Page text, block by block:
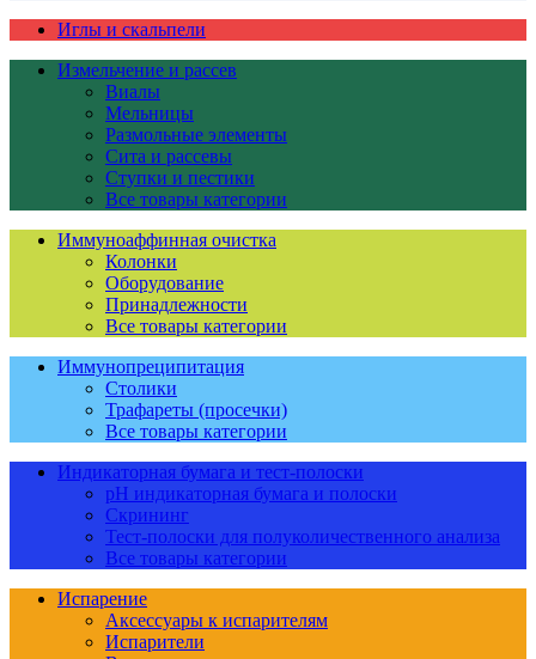
Иглы и скальпели
Измельчение и рассев
Виалы
Мельницы
Размольные элементы
Сита и рассевы
Ступки и пестики
Все товары категории
Иммуноаффинная очистка
Колонки
Оборудование
Принадлежности
Все товары категории
Иммунопреципитация
Столики
Трафареты (просечки)
Все товары категории
Индикаторная бумага и тест-полоски
pH индикаторная бумага и полоски
Скрининг
Тест-полоски для полуколичественного анализа
Все товары категории
Испарение
Аксессуары к испарителям
Испарители